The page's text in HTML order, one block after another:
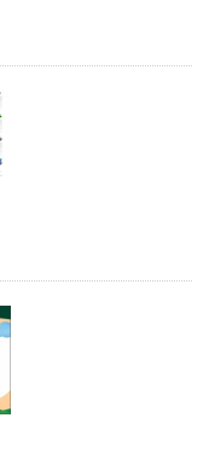
縣市學生學習能力檢測